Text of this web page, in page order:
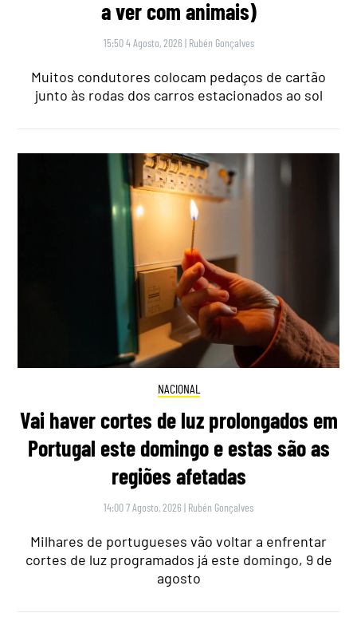
a ver com animais)
15:50 4 Agosto, 2026 | Rubén Gonçalves
Muitos condutores colocam pedaços de cartão
junto às rodas dos carros estacionados ao sol
NACIONAL
Vai haver cortes de luz prolongados em
Portugal este domingo e estas são as
regiões afetadas
14:00 7 Agosto, 2026 | Rubén Gonçalves
Milhares de portugueses vão voltar a enfrentar
cortes de luz programados já este domingo, 9 de
agosto